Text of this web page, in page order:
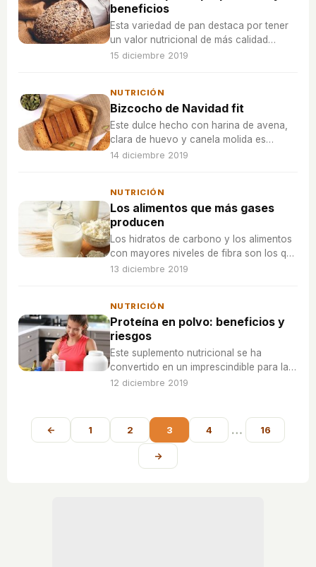
beneficios
Esta variedad de pan destaca por tener
un valor nutricional de más calidad
respecto al pan de trigo convencional,
15 diciembre 2019
NUTRICIÓN
Bizcocho de Navidad fit
Este dulce hecho con harina de avena,
clara de huevo y canela molida es
perfecto para servir durante una reunión
14 diciembre 2019
NUTRICIÓN
Los alimentos que más gases
producen
Los hidratos de carbono y los alimentos
con mayores niveles de fibra son los que
peor se digieren y los que más gases
13 diciembre 2019
NUTRICIÓN
Proteína en polvo: beneficios y
riesgos
Este suplemento nutricional se ha
convertido en un imprescindible para las
personas que quieren adelgazar o ganar
que valorar.
12 diciembre 2019
← 1 2 3 4 … 16
→